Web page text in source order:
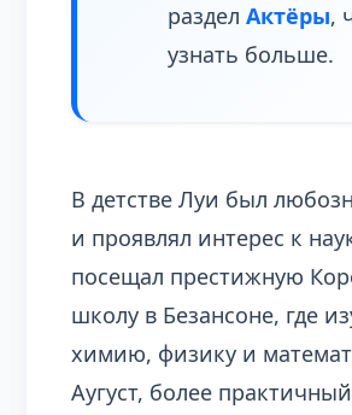
разделАктёры,
узнать больше.
В детстве Луи был
и проявлял интерес к
посещал престижную
школу в Безансоне, где
химию, физику и
Аугуст, более